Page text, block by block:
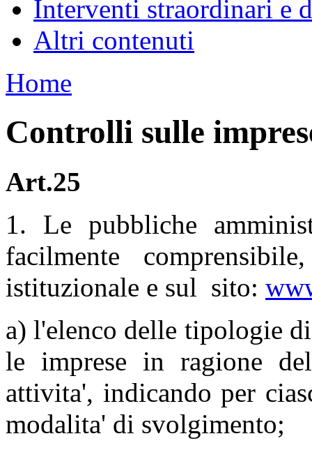
Interventi straordinari e
Altri contenuti
Home
Controlli sulle
Art.25
1. Le pubbliche
facilmente
istituzionale e sul sito:
a) l'elenco delle tipologie
le imprese in ragione
attivita', indicando per
modalita' di svolgimento;